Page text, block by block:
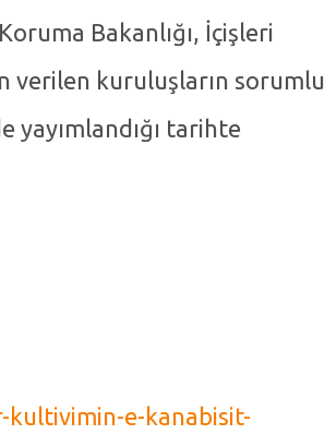
Bakanlığı, İçişleri
verilen kuruluşların sorumlu
yayımlandığı tarihte
e-kanabisit-